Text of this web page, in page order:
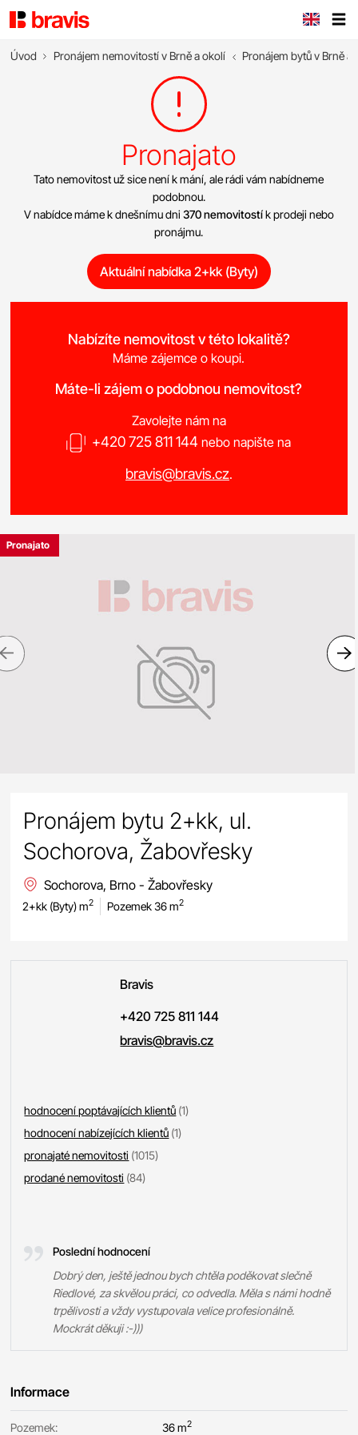
Úvod Pronájem nemovitostí v Brně a okolí Pronájem bytů v Brně a
Pronajato
Tato nemovitost už sice není k mání, ale rádi vám nabídneme
podobnou.
V nabídce máme k dnešnímu dni 370 nemovitostík prodeji nebo
pronájmu.
Aktuální nabídka 2+kk (Byty)
Nabízíte nemovitost v této lokalitě?
Máme zájemce o koupi.
Máte-li zájem o podobnou nemovitost?
Zavolejte nám na
+420 725 811 144 nebo napište na
bravis@bravis.cz.
Pronajato
Pronájem bytu 2+kk, ul.
Sochorova, Žabovřesky
Sochorova, Brno - Žabovřesky
2+kk (Byty) m2 Pozemek 36 m2
Bravis
+420 725 811 144
bravis@bravis.cz
hodnocení poptávajících klientů (1)
hodnocení nabízejících klientů (1)
pronajaté nemovitosti (1015)
prodané nemovitosti (84)
Poslední hodnocení
Dobrý den, ještě jednou bych chtěla poděkovat slečně
Riedlové, za skvělou práci, co odvedla. Měla s námi hodně
trpělivosti a vždy vystupovala velice profesionálně.
Mockrát děkuji :-)))
Informace
Pozemek: 36 m2